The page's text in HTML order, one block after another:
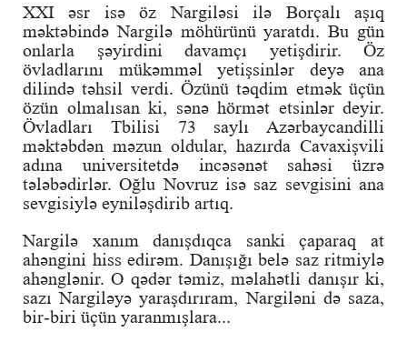
XXI əsr isə öz Nargiləsi ilə Borçalı aşıq
məktəbində Nargilə möhürünü yaratdı. Bu gün
onlarla şəyirdini davamçı yetişdirir. Öz
övladlarını mükəmməl yetişsinlər deyə ana
dilində təhsil verdi. Özünü təqdim etmək üçün
özün olmalısan ki, sənə hörmət etsinlər deyir.
Övladları Tbilisi 73 saylı Azərbaycandilli
məktəbdən məzun oldular, hazırda Cavaxişvili
adına universitetdə incəsənət sahəsi üzrə
tələbədirlər. Oğlu Novruz isə saz sevgisini ana
sevgisiylə eyniləşdirib artıq.
Nargilə xanım danışdıqca sanki çaparaq at
ahəngini hiss edirəm. Danışığı belə saz ritmiylə
ahənglənir. O qədər təmiz, məlahətli danışır ki,
sazı Nargiləyə yaraşdırıram, Nargiləni də saza,
bir-biri üçün yaranmışlara...